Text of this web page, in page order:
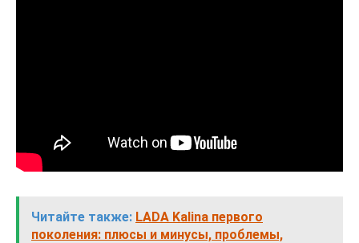
Читайте также: LADA Kalina первого
поколения: плюсы и минусы, проблемы,